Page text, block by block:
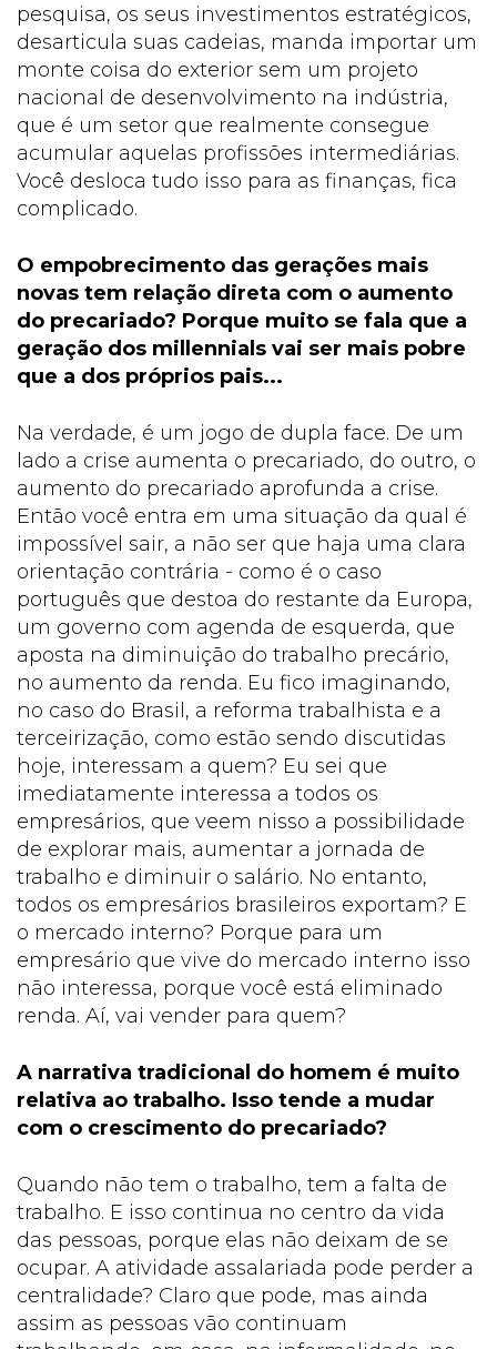
pesquisa, os seus investimentos estratégicos,
desarticula suas cadeias, manda importar um
monte coisa do exterior sem um projeto
nacional de desenvolvimento na indústria,
que é um setor que realmente consegue
acumular aquelas profissões intermediárias.
Você desloca tudo isso para as finanças, fica
complicado.
O empobrecimento das gerações mais
novas tem relação direta com o aumento
do precariado? Porque muito se fala que a
geração dos millennials vai ser mais pobre
que a dos próprios pais...
Na verdade, é um jogo de dupla face. De um
lado a crise aumenta o precariado, do outro, o
aumento do precariado aprofunda a crise.
Então você entra em uma situação da qual é
impossível sair, a não ser que haja uma clara
orientação contrária - como é o caso
português que destoa do restante da Europa,
um governo com agenda de esquerda, que
aposta na diminuição do trabalho precário,
no aumento da renda. Eu fico imaginando,
no caso do Brasil, a reforma trabalhista e a
terceirização, como estão sendo discutidas
hoje, interessam a quem? Eu sei que
imediatamente interessa a todos os
empresários, que veem nisso a possibilidade
de explorar mais, aumentar a jornada de
trabalho e diminuir o salário. No entanto,
todos os empresários brasileiros exportam? E
o mercado interno? Porque para um
empresário que vive do mercado interno isso
não interessa, porque você está eliminado
renda. Aí, vai vender para quem?
A narrativa tradicional do homem é muito
relativa ao trabalho. Isso tende a mudar
com o crescimento do precariado?
Quando não tem o trabalho, tem a falta de
trabalho. E isso continua no centro da vida
das pessoas, porque elas não deixam de se
ocupar. A atividade assalariada pode perder a
centralidade? Claro que pode, mas ainda
assim as pessoas vão continuam